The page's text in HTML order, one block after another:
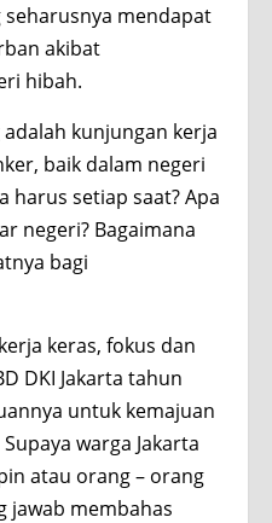
seharusnya mendapat
akibat
hibah.
kunjungan kerja
baik dalam negeri
harus setiap saat? Apa
negeri? Bagaimana
bagi
keras, fokus dan
DKI Jakarta tahun
untuk kemajuan
warga Jakarta
atau orang – orang
jawab membahas